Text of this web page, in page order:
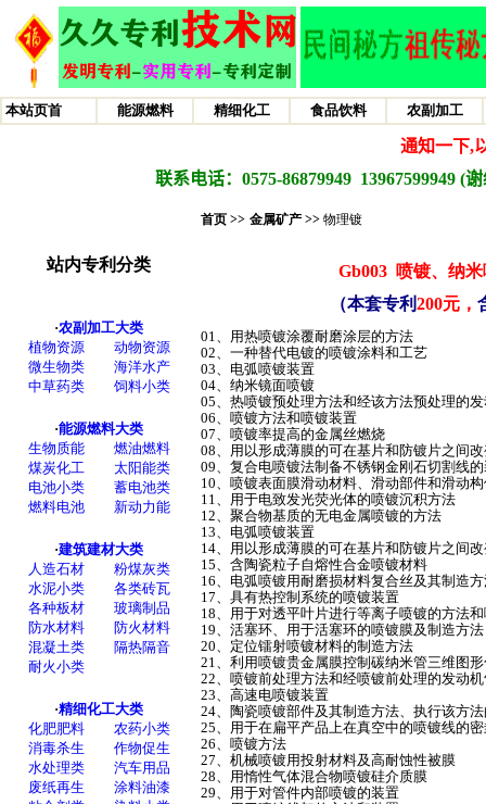
首页 >> 金属矿产 >> 物理镀
Gb003 喷镀、纳
（本套专利200元，
01、用热喷镀涂覆耐磨涂层的方法
02、一种替代电镀的喷镀涂料和工艺
03、电弧喷镀装置
04、纳米镜面喷镀
05、热喷镀预处理方法和经该方法预处理的
06、喷镀方法和喷镀装置
07、喷镀率提高的金属丝燃烧
08、用以形成薄膜的可在基片和防镀片之间
09、复合电喷镀法制备不锈钢金刚石切割线
10、喷镀表面膜滑动材料、滑动部件和滑动
11、用于电致发光荧光体的喷镀沉积方法
12、聚合物基质的无电金属喷镀的方法
13、电弧喷镀装置
14、用以形成薄膜的可在基片和防镀片之间
15、含陶瓷粒子自熔性合金喷镀材料
16、电弧喷镀用耐磨损材料复合丝及其制造
17、具有热控制系统的喷镀装置
18、用于对透平叶片进行等离子喷镀的方法
19、活塞环、用于活塞环的喷镀膜及制造方法
20、定位镭射喷镀材料的制造方法
21、利用喷镀贵金属膜控制碳纳米管三维图
22、喷镀前处理方法和经喷镀前处理的发动
23、高速电喷镀装置
24、陶瓷喷镀部件及其制造方法、执行该方
25、用于在扁平产品上在真空中的喷镀线的
26、喷镀方法
27、机械喷镀用投射材料及高耐蚀性被膜
28、用惰性气体混合物喷镀硅介质膜
29、用于对管件内部喷镀的装置